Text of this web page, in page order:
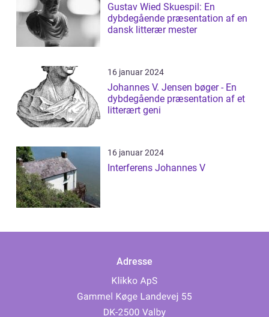
Gustav Wied Skuespil: En
dybdegående præsentation af en
dansk litterær mester
16 januar 2024
Johannes V. Jensen bøger - En
dybdegående præsentation af et
litterært geni
16 januar 2024
Interferens Johannes V
Adresse